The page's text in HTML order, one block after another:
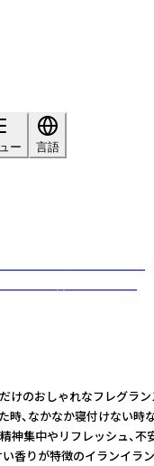
ー
言語
しゃれなフレグ
かなか寝付け
やリフレッシ
特徴のイラン